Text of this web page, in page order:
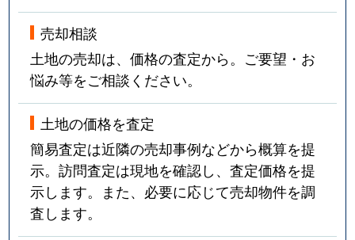
売却相談
土地の売却は、価格の査定から。ご要望・お
悩み等をご相談ください。
土地の価格を査定
簡易査定は近隣の売却事例などから概算を提
示。訪問査定は現地を確認し、査定価格を提
示します。また、必要に応じて売却物件を調
査します。